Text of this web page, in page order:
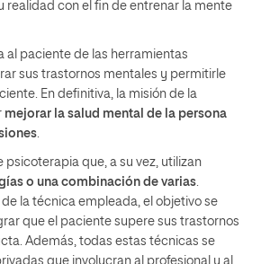
realidad con el fin de entrenar la mente
al paciente de las herramientas
sus trastornos mentales y permitirle
En definitiva, la misión de la
mejorar la salud mental de la persona
psicoterapia que, a su vez, utilizan
o una combinación de varias
la técnica empleada, el objetivo se
que el paciente supere sus trastornos
Además, todas estas técnicas se
que involucran al profesional y al